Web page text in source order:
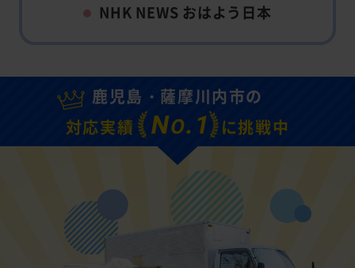
NHK NEWS おはよう日本
鹿児島・薩摩川内市の
対応実績
NO.1 に挑戦中